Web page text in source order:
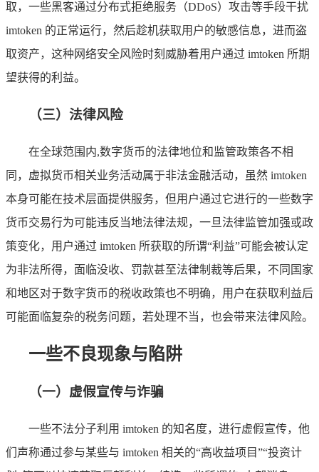
取，一些黑客通过分布式拒绝服务（DDoS）攻击等手段干扰
imtoken 的正常运行，然后趁机获取用户的敏感信息，进而盗
取资产，这种网络安全风险时刻威胁着用户通过 imtoken 所期
望获得的利益。
（三）法律风险
在全球范围内,数字货币的法律地位和监管政策各不相
同，虚拟货币相关业务活动属于非法金融活动，虽然 imtoken
本身可能在技术层面提供服务，但用户通过它进行的一些数字
货币交易行为可能违反当地法律法规，一旦法律监管加强或政
策变化，用户通过 imtoken 所获取的所谓“利益”可能会被认定
为非法所得，面临没收、罚款甚至法律制裁等后果，不同国家
和地区对于数字货币的税收政策也不明确，用户在获取利益后
可能面临复杂的税务问题，若处理不当，也会带来法律风险。
一些不良现象与陷阱
（一）虚假宣传与诈骗
一些不法分子利用 imtoken 的知名度，进行虚假宣传，他
们声称通过参与某些与 imtoken 相关的“高收益项目”“投资计